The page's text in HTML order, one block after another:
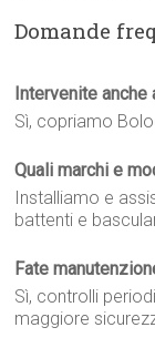
Domande
Intervenite anche
Sì, copriamo
Quali marchi e
Installiamo e
battenti e
Fate
Sì, controlli
maggiore